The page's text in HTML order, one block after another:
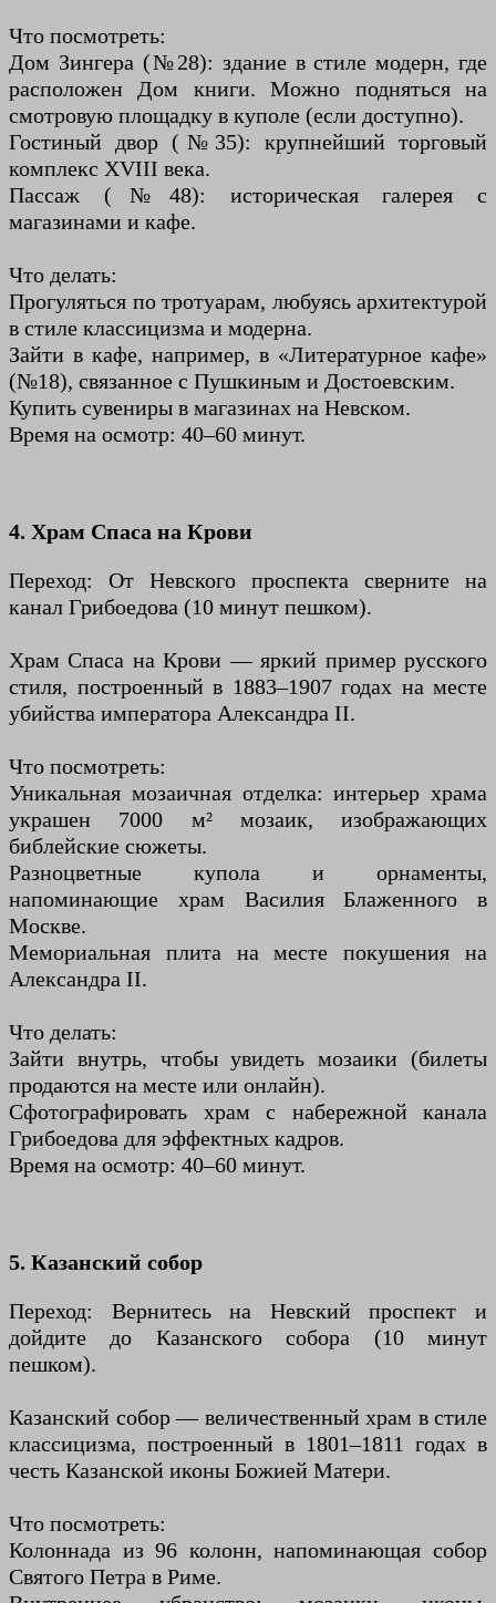
Что посмотреть:
Дом Зингера (№28): здание в стиле модерн, где
расположен Дом книги. Можно подняться на
смотровую площадку в куполе (если доступно).
Гостиный двор (№35): крупнейший торговый
комплекс XVIII века.
Пассаж (№48): историческая галерея с
магазинами и кафе.
Что делать:
Прогуляться по тротуарам, любуясь архитектурой
в стиле классицизма и модерна.
Зайти в кафе, например, в «Литературное кафе»
(№18), связанное с Пушкиным и Достоевским.
Купить сувениры в магазинах на Невском.
Время на осмотр: 40–60 минут.
4. Храм Спаса на Крови
Переход: От Невского проспекта сверните на
канал Грибоедова (10 минут пешком).
Храм Спаса на Крови — яркий пример русского
стиля, построенный в 1883–1907 годах на месте
убийства императора Александра II.
Что посмотреть:
Уникальная мозаичная отделка: интерьер храма
украшен 7000 м² мозаик, изображающих
библейские сюжеты.
Разноцветные купола и орнаменты,
напоминающие храм Василия Блаженного в
Москве.
Мемориальная плита на месте покушения на
Александра II.
Что делать:
Зайти внутрь, чтобы увидеть мозаики (билеты
продаются на месте или онлайн).
Сфотографировать храм с набережной канала
Грибоедова для эффектных кадров.
Время на осмотр: 40–60 минут.
5. Казанский собор
Переход: Вернитесь на Невский проспект и
дойдите до Казанского собора (10 минут
пешком).
Казанский собор — величественный храм в стиле
классицизма, построенный в 1801–1811 годах в
честь Казанской иконы Божией Матери.
Что посмотреть:
Колоннада из 96 колонн, напоминающая собор
Святого Петра в Риме.